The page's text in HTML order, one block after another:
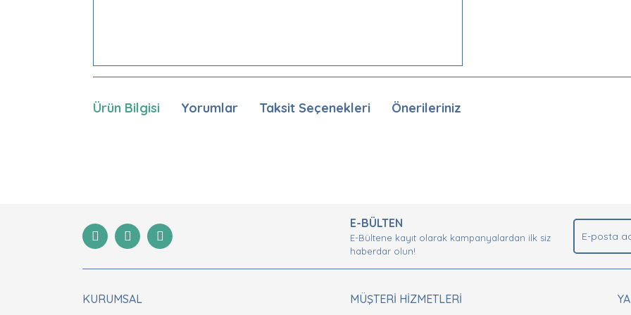
Ürün Bilgisi Yorumlar Taksit Seçenekleri Önerileriniz
Ürün açıklamasında eksik bilgiler bulunuyor.
Bu ürüne benzer farklı alternatifler olmalı.
E-BÜLTEN
E-Bültene kayıt olarak kampanyalardan ilk siz
haberdar olun!
KURUMSAL MÜŞTERİ HİZMETLERİ